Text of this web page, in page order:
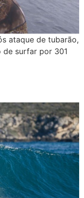
ataque de tubarão,
de surfar por 301